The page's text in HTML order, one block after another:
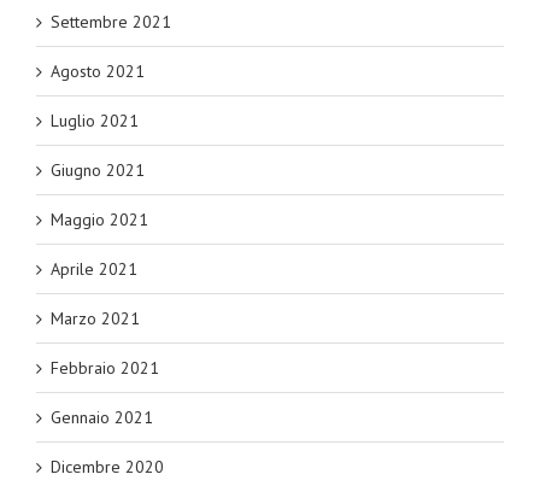
Settembre 2021
Agosto 2021
Luglio 2021
Giugno 2021
Maggio 2021
Aprile 2021
Marzo 2021
Febbraio 2021
Gennaio 2021
Dicembre 2020